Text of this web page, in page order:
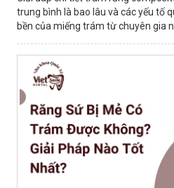
trung bình là bao lâu và các yếu tố
bền của miếng trám từ chuyên gia